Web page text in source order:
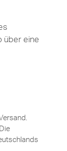
über eine